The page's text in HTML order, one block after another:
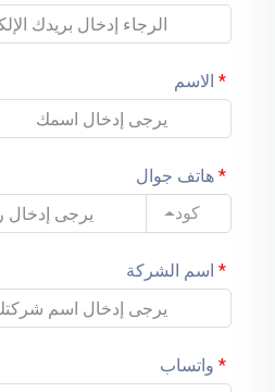
الاسم
هاتف جوال
كود
اسم الشركة
واتساب